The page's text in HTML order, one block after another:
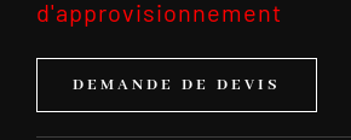
d'approvisionnement
DEMANDE DE DEVIS